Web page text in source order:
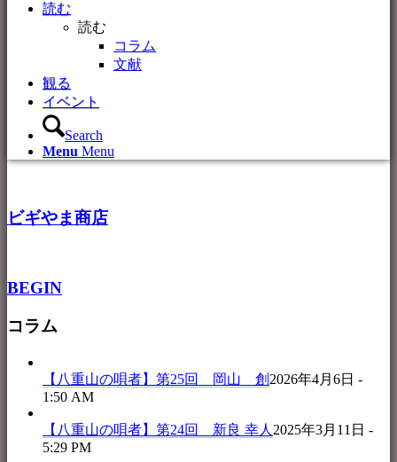
読む
読む
コラム
文献
観る
イベント
Search
Menu Menu
ビギやま商店
BEGIN
コラム
【八重山の唄者】第25回 岡山 創 2026年4月6日 -
1:50 AM
【八重山の唄者】第24回 新良 幸人 2025年3月11日 -
5:29 PM